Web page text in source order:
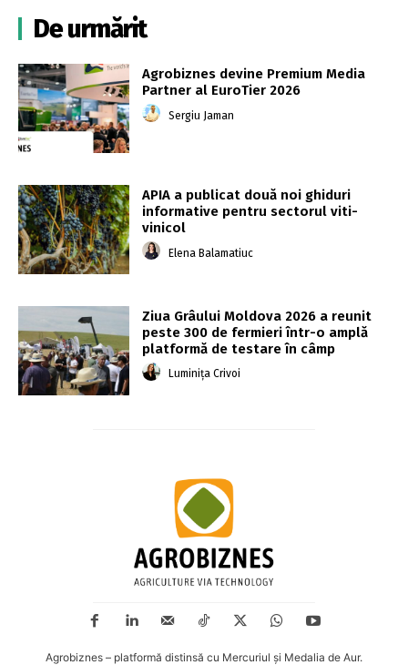
De urmărit
Agrobiznes devine Premium Media
Partner al EuroTier 2026
Sergiu Jaman
APIA a publicat două noi ghiduri
informative pentru sectorul viti-
vinicol
Elena Balamatiuc
Ziua Grâului Moldova 2026 a reunit
peste 300 de fermieri într-o amplă
platformă de testare în câmp
Luminița Crivoi
Agrobiznes – platformă distinsă cu Mercuriul și Medalia de Aur.